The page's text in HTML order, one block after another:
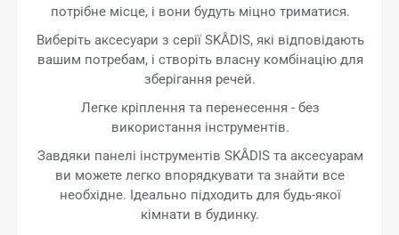
потрібне місце, і вони будуть міцно триматися.
Виберіть аксесуари з серії SKÅDIS, які відповідають
вашим потребам, і створіть власну комбінацію для
зберігання речей.
Легке кріплення та перенесення - без
використання інструментів.
Завдяки панелі інструментів SKÅDIS та аксесуарам
ви можете легко впорядкувати та знайти все
необхідне. Ідеально підходить для будь-якої
кімнати в будинку.